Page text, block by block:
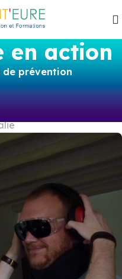
en action
de prévention